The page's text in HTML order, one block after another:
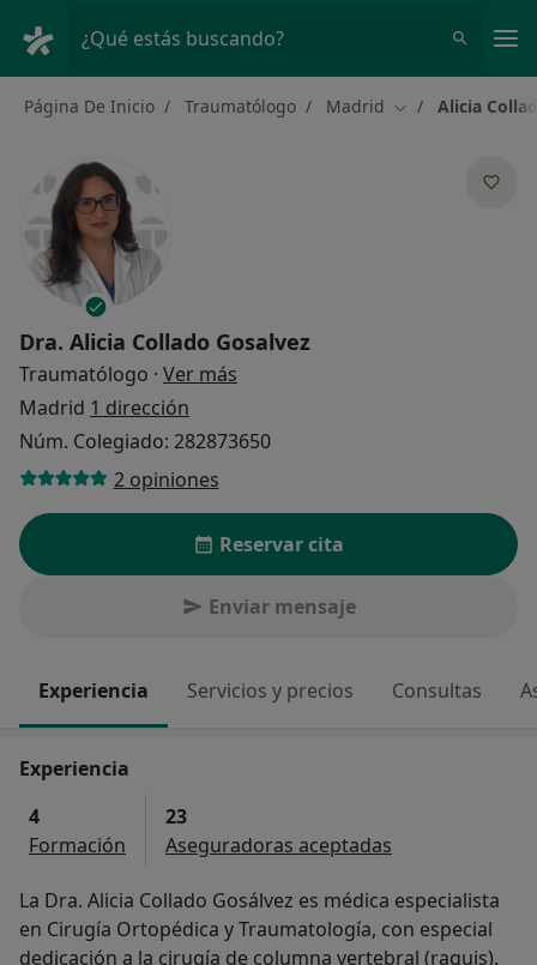
¿Qué estás buscando?
Página De Inicio Traumatólogo Madrid Cambiar de
Alicia
Dra. Alicia Collado Gosalvez
Traumatólogo · Ver más
Madrid 1 dirección
Núm. Colegiado: 282873650
2 opiniones
Reservar cita
Enviar mensaje
Experiencia Servicios y precios Consultas
Experiencia
4
Formación
23
Aseguradoras aceptadas
La Dra. Alicia Collado Gosálvez es médica especialista
en Cirugía Ortopédica y Traumatología, con especial
dedicación a la cirugía de columna vertebral (raquis).